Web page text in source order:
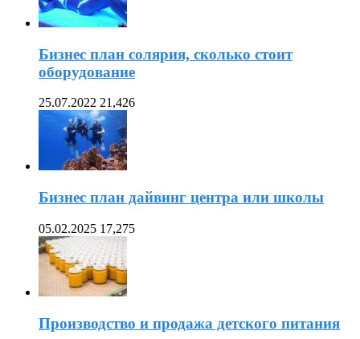
Бизнес план солярия, сколько стоит
оборудование
25.07.2022 21,426
Бизнес план дайвинг центра или школы
05.02.2025 17,275
Производство и продажа детского питания